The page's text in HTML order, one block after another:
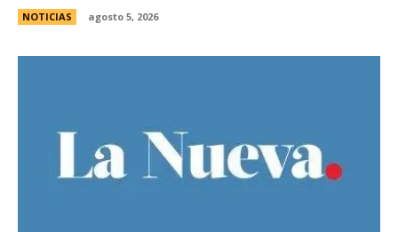
NOTICIAS agosto 5, 2026